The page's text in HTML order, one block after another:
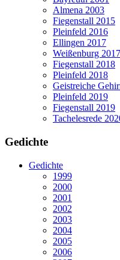
Almena 2003
Fiegenstall 2015
Pleinfeld 2016
Ellingen 2017
Weißenburg 2017
Fiegenstall 2018
Pleinfeld 2018
Geistreiche
Pleinfeld 2019
Fiegenstall 2019
Tachelesrede
Gedichte
Gedichte
1999
2000
2001
2002
2003
2004
2005
2006